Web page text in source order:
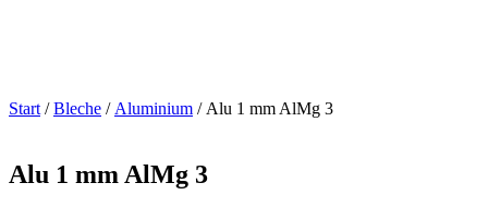
Start /Bleche / Aluminium / Alu 1 mm AlMg 3
Alu 1 mm AlMg 3